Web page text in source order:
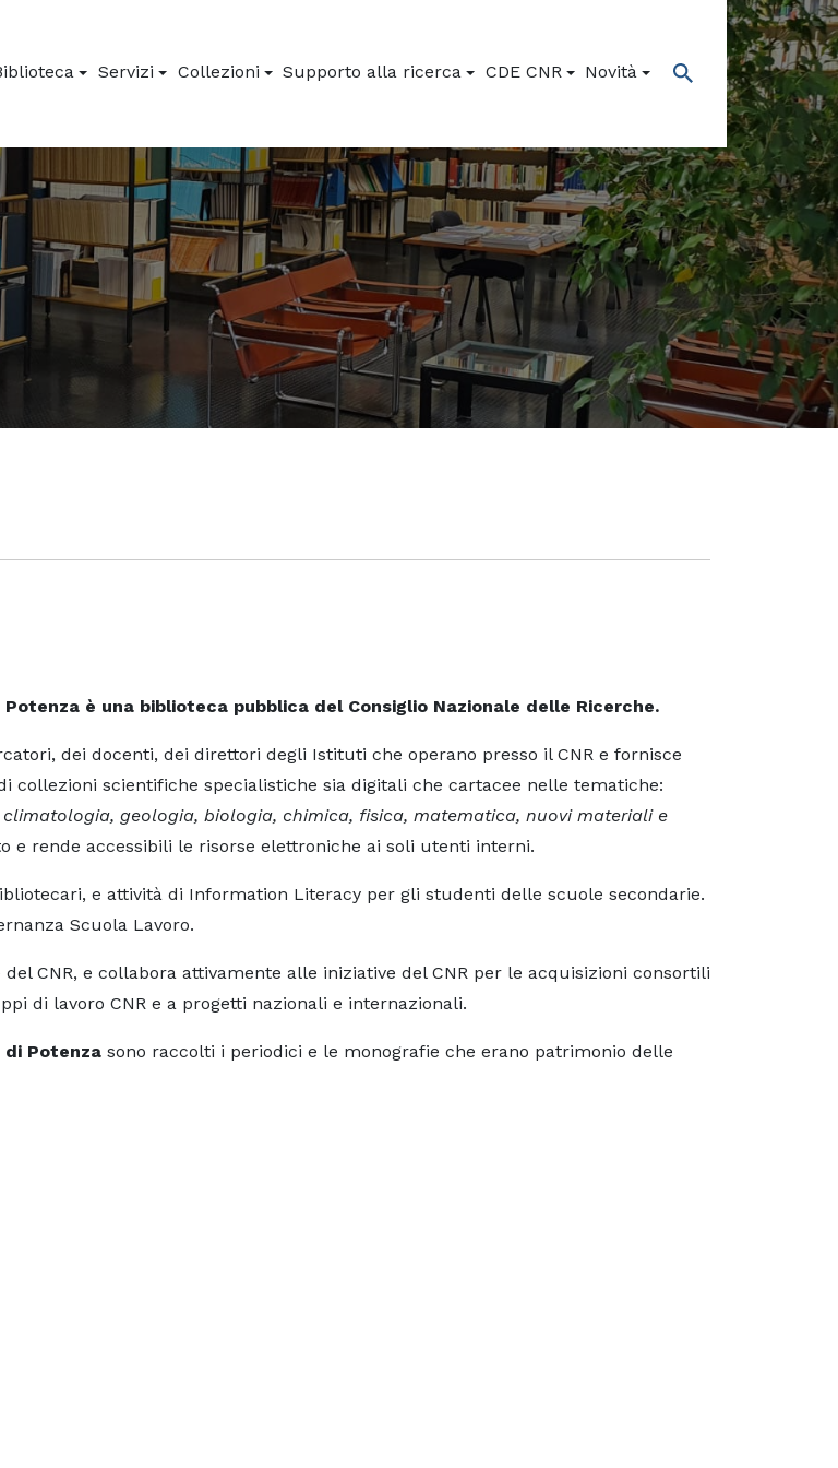
Servizi Collezioni Supporto alla ricerca CDE CNR Novità
è una biblioteca pubblica del Consiglio Nazionale delle Ricerche.
dei docenti, dei direttori degli Istituti che operano presso il CNR e fornisce
collezioni scientifiche specialistiche sia digitali che cartacee nelle tematiche:
geologia, biologia, chimica, fisica, matematica, nuovi materiali e
e rende accessibili le risorse elettroniche ai soli utenti interni.
e attività di Information Literacy per gli studenti delle scuole secondarie.
Scuola Lavoro.
CNR, e collabora attivamente alle iniziative del CNR per le acquisizioni consortili
di lavoro CNR e a progetti nazionali e internazionali.
di Potenza sono raccolti i periodici e le monografie che erano patrimonio delle